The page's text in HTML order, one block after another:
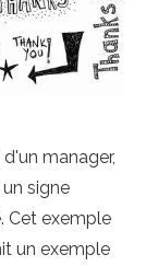
manager,
signe
Cet exemple
un exemple